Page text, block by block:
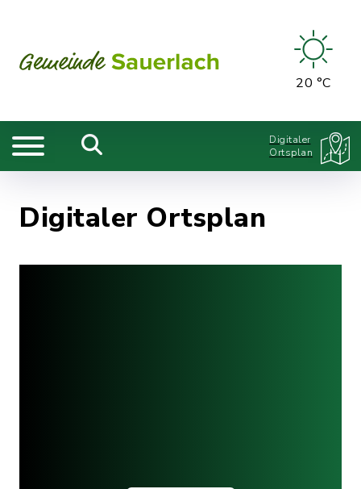
20 °C
Digitaler
Ortsplan
Digitaler Ortsplan